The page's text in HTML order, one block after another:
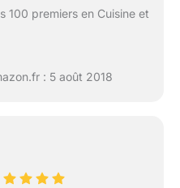
100 premiers en Cuisine et
: 5 août 2018